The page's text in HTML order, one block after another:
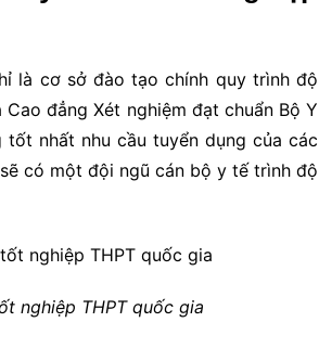
là cơ sở đào tạo chính quy trình độ
Cao đẳng Xét nghiệm đạt chuẩn Bộ Y
nhất nhu cầu tuyển dụng của các
có một đội ngũ cán bộ y tế trình độ
nghiệp THPT quốc gia